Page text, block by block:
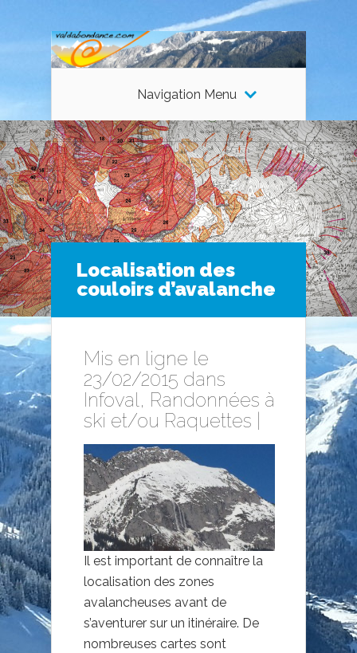
Navigation Menu
Localisation des
couloirs d’avalanche
Mis en ligne le
23/02/2015 dans
Infoval , Randonnées à
ski et/ou Raquettes
Il est important de connaître la
localisation des zones
avalancheuses avant de
s’aventurer sur un itinéraire. De
nombreuses cartes sont